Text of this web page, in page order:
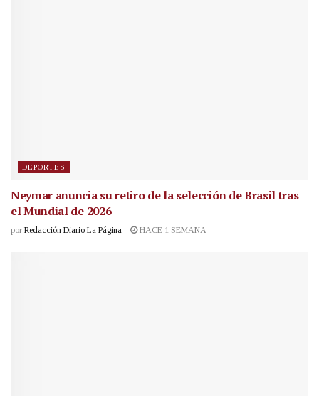
DEPORTES
Neymar anuncia su retiro de la selección de Brasil tras
el Mundial de 2026
por Redacción Diario La Página HACE 1 SEMANA